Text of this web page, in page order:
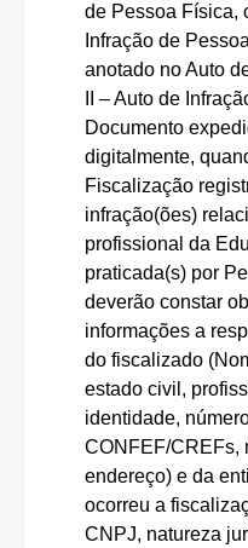
de Pessoa Física,
Infração de
anotado no Auto
II – Auto de
Documento
digitalmente,
Fiscalização
infração(ões)
profissional da
praticada(s) por
deverão constar
informações a
do fiscalizado
estado civil,
identidade,
CONFEF/CREFs,
endereço) e da
ocorreu a
CNPJ, natureza